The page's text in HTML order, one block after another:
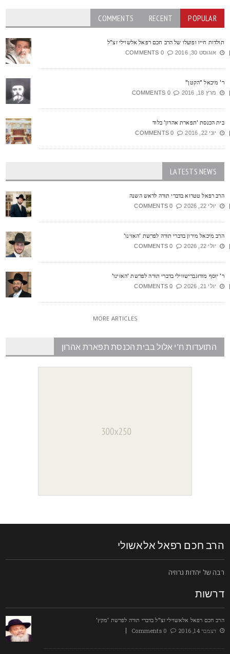
POPULAR
RECENT
COMMENTS
חייו ופועלו של הרב חכם רפאל אלשוילי זצ"ל
אוגוסט 30, 2016 0 COMMENTS
מיכאל "הקטן"
מרץ 18, 2016 0 COMMENTS
הכנסת 'תפארת אהרון' בלוד
יוני 22, 2016 0 COMMENTS
LATESTS NEWS
רפאל טטרוא בדברי תורה לראש השנה
יולי 22, 2026 0 COMMENTS
מיכאל מירון בדברי תורה לפרשת 'האזינו'
יולי 22, 2026 0 COMMENTS
יוסף מודזגברישווילי בדברי תורה לפרשת 'האזינו'
יולי 21, 2026 0 COMMENTS
MORE ARTICLES
התועדות ח"י אלול בבית הכנסת תפארת אהרון
חכם רפאל אלאשולי
של יהדות גרוזיה
חכם רפאל אלאשוילי זצ"ל בדברי תורה לפרשת 'מקץ'
דצמבר 14, 2016
0 Comments